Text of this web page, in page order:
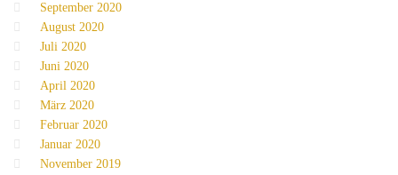
September 2020
August 2020
Juli 2020
Juni 2020
April 2020
März 2020
Februar 2020
Januar 2020
November 2019